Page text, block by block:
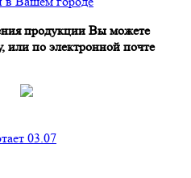
продукции Вы можете
или по электронной почте
03.07